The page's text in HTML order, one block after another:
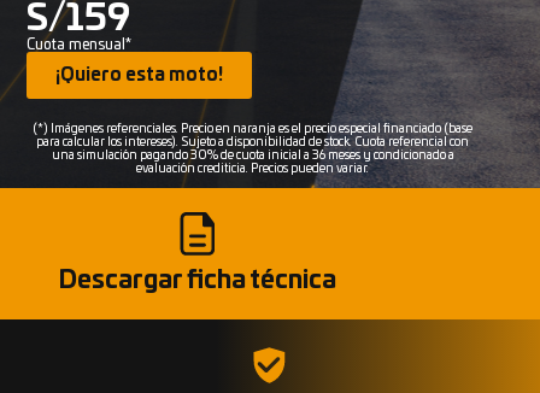
S/159
Cuota mensual*
¡Quiero esta moto!
(*) Imágenes referenciales. Precio en naranja es el precio especial financiado (base
para calcular los intereses). Sujeto a disponibilidad de stock. Cuota referencial con
una simulación pagando 30% de cuota inicial a 36 meses y condicionado a
evaluación crediticia. Precios pueden variar.
Descargar ficha técnica